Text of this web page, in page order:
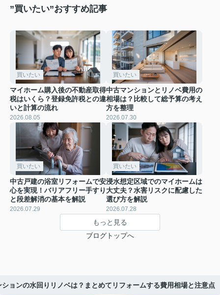
”買いたい”おすすめ記事
買いたい
マイホーム購入後の不動産取得
税はいくら？登録免許税との違
いと計算の流れ
2026.08.05
買いたい
中古マンションとリノベ費用の
相場は？比較して総予算の考え
方を整理
2026.07.30
買いたい
中古戸建の浴室リフォームで安
心を実現！バリアフリー手すり
と段差解消の基本を解説
2026.07.29
買いたい
浸水想定区域でのマイホームは
大丈夫？水害リスクに配慮した
選び方を解説
2026.07.28
もっと見る
ブログトップへ
ションの水回りリノベは？まとめてリフォームする費用相場と注意点